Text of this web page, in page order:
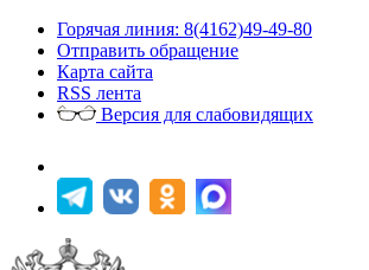
Горячая линия: 8(4162)49-49-80
Отправить обращение
Карта сайта
RSS лента
Версия для слабовидящих